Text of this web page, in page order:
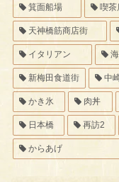
箕面船場 喫茶
天神橋筋商店街
イタリアン
新梅田食道街 中
かき氷 肉丼
日本橋 再訪2
からあげ